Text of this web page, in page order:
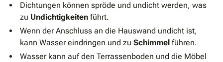
Dichtungen können spröde und undicht werden, was
zu Undichtigkeiten führt.
Wenn der Anschluss an die Hauswand undicht ist,
kann Wasser eindringen und zu Schimmel führen.
Wasser kann auf den Terrassenboden und die Möbel